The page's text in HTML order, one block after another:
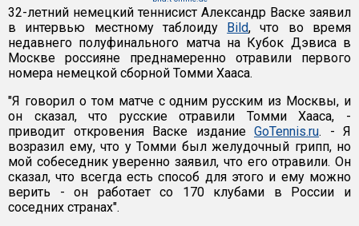
32-летний немецкий теннисист Александр Васке заявил
в интервью местному таблоиду Bild, что во время
недавнего полуфинального матча на Кубок Дэвиса в
Москве россияне преднамеренно отравили первого
номера немецкой сборной Томми Хааса.
"Я говорил о том матче с одним русским из Москвы, и
он сказал, что русские отравили Томми Хааса, -
приводит откровения Васке издание GoTennis.ru. - Я
возразил ему, что у Томми был желудочный грипп, но
мой собеседник уверенно заявил, что его отравили. Он
сказал, что всегда есть способ для этого и ему можно
верить - он работает со 170 клубами в России и
соседних странах".